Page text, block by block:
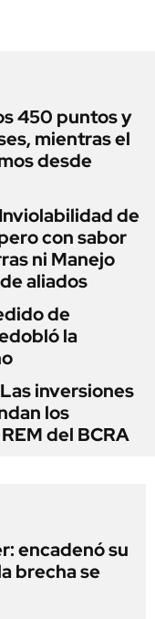
450 puntos y
mientras el
desde
de
con sabor
ni Manejo
aliados
de
la
inversiones
los
del BCRA
encadenó su
brecha se